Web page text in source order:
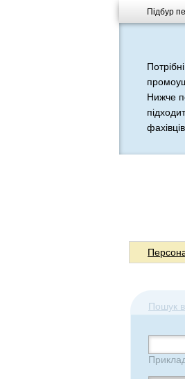
Підбур
Нижче
фахівців.
Пошук